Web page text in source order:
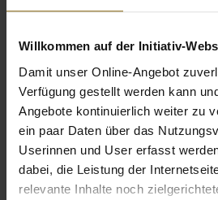
Willkommen auf der Initiativ-
Damit unser Online-Angebot
Verfügung gestellt werden kann
Angebote kontinuierlich weiter zu
ein paar Daten über das
Userinnen und User erfasst
dabei, die Leistung der
relevante Inhalte noch
kannst:https://www.alles-geben-